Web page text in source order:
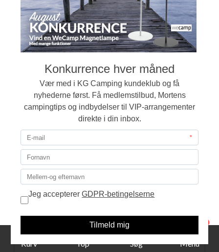
Sppedtsberg Ande blomster skjuler Ø12
99,00
LÆG I KURVEN
Kurv Top Søg Menu